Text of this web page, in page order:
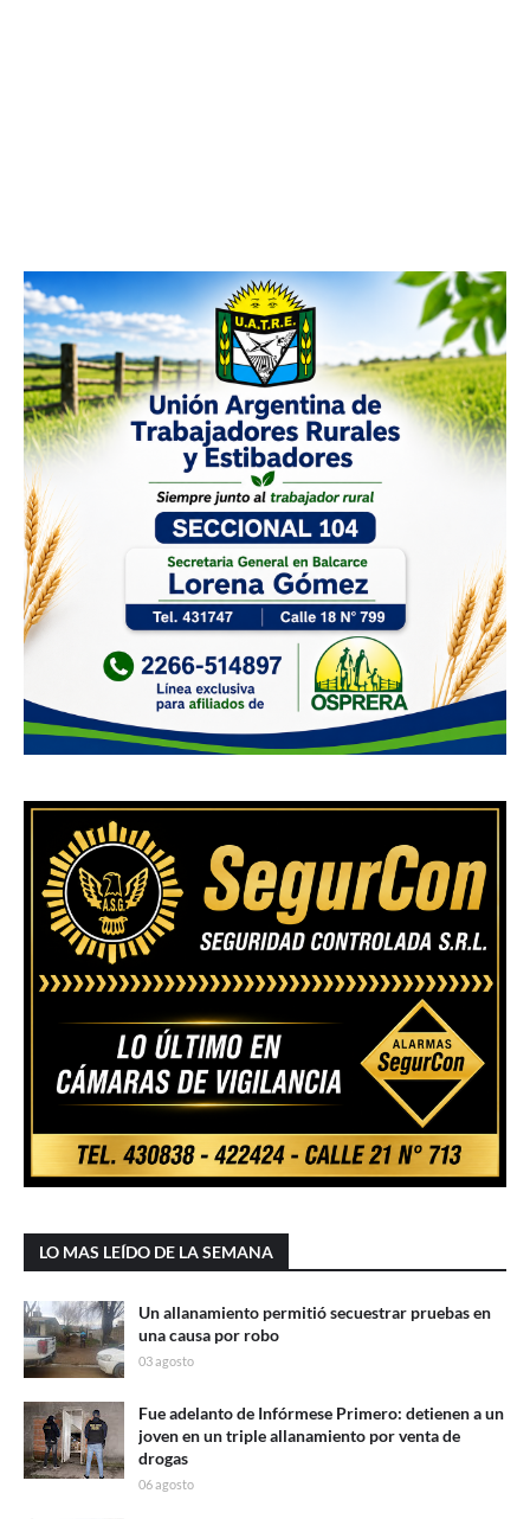
LO MAS LEÍDO DE LA SEMANA
Un allanamiento permitió secuestrar pruebas en
una causa por robo
03 agosto
Fue adelanto de Infórmese Primero: detienen a un
joven en un triple allanamiento por venta de
drogas
06 agosto